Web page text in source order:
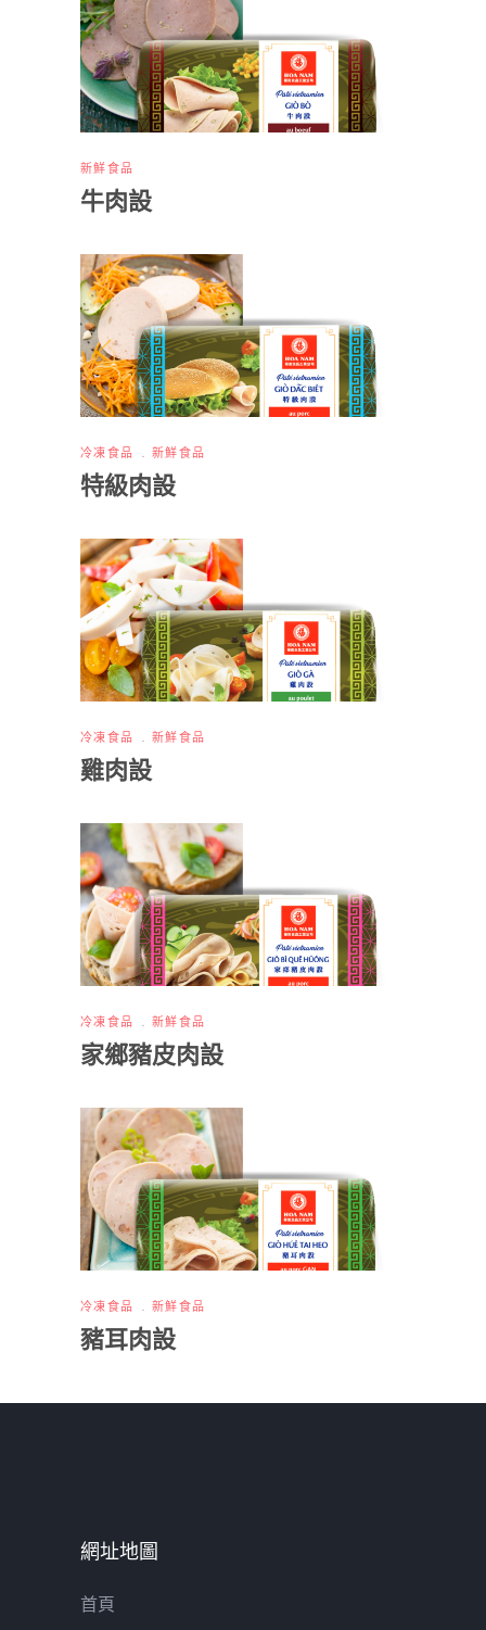
新鮮食品
牛肉設
冷凍食品 新鮮食品
特級肉設
冷凍食品 新鮮食品
雞肉設
冷凍食品 新鮮食品
家鄉豬皮肉設
冷凍食品 新鮮食品
豬耳肉設
網址地圖
首頁